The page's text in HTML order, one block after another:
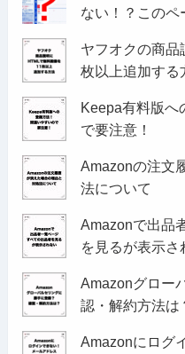
ない！？このペ
ヤフオクの商品
枚以上追加する
Keepa有料版へ
で要注意！
Amazonの注文
法について
Amazonで出品
を見るが表示さ
Amazonグロー
認・解約方法は
Amazonにログ